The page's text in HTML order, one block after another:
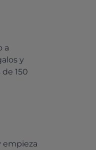
a
y
150
empieza